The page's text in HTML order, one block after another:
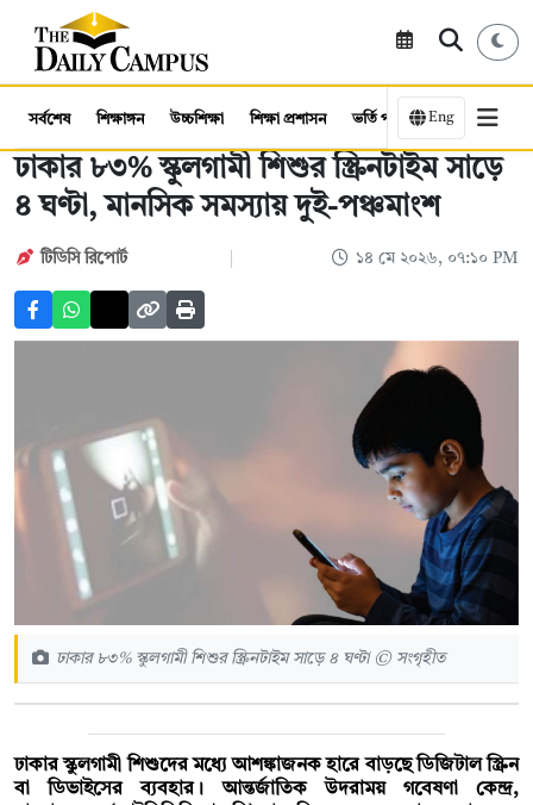
সর্বশেষ শিক্ষাঙ্গন উচ্চশিক্ষা শিক্ষা প্রশাসন ভর্তি পরীক্ষা কর্মসংস্থান
Eng
ঢাকার ৮৩% স্কুলগামী শিশুর স্ক্রিনটাইম সাড়ে
৪ ঘণ্টা, মানসিক সমস্যায় দুই-পঞ্চমাংশ
টিডিসি রিপোর্ট ১৪ মে ২০২৬, ০৭:১০ PM
ঢাকার ৮৩% স্কুলগামী শিশুর স্ক্রিনটাইম সাড়ে ৪ ঘণ্টা © সংগৃহীত
ঢাকার স্কুলগামী শিশুদের মধ্যে আশঙ্কাজনক হারে বাড়ছে ডিজিটাল স্ক্রিন
বা ডিভাইসের ব্যবহার। আন্তর্জাতিক উদরাময় গবেষণা কেন্দ্র,